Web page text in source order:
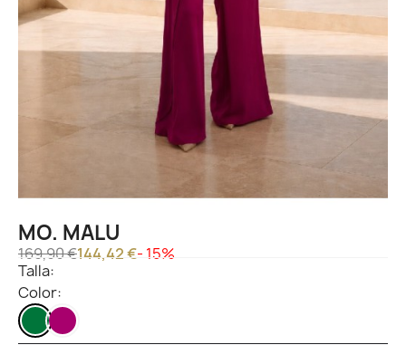
MO. MALU
169,90 €144,42 €- 15%
Talla:
Color:
VERDE
OS
BERENJENA